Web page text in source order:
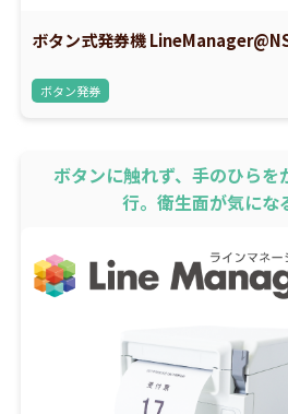
ボタン式発券機
ボタン発券
ボタンに触れず、手のひらを
行。衛生面が気にな